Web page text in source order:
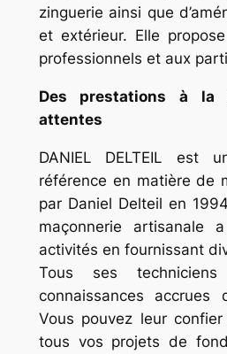
zinguerie ainsi que
et extérieur. Elle
professionnels et aux
Des prestations à la
attentes
DANIEL DELTEIL est
référence en matière de
par Daniel Delteil en
maçonnerie artisanale
activités en fournissant
Tous ses
connaissances accrues
Vous pouvez leur
tous vos projets de